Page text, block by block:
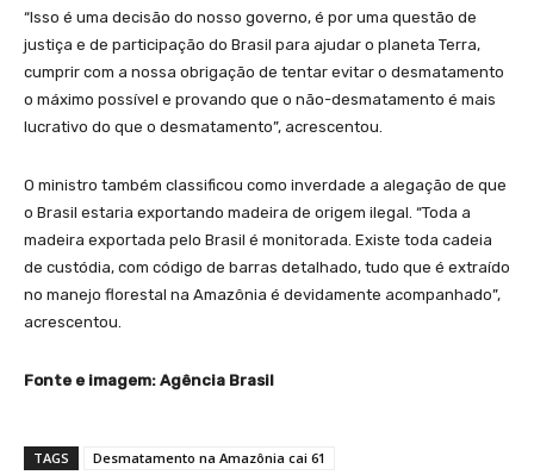
“Isso é uma decisão do nosso governo, é por uma questão de
justiça e de participação do Brasil para ajudar o planeta Terra,
cumprir com a nossa obrigação de tentar evitar o desmatamento
o máximo possível e provando que o não-desmatamento é mais
lucrativo do que o desmatamento”, acrescentou.
O ministro também classificou como inverdade a alegação de que
o Brasil estaria exportando madeira de origem ilegal. “Toda a
madeira exportada pelo Brasil é monitorada. Existe toda cadeia
de custódia, com código de barras detalhado, tudo que é extraído
no manejo florestal na Amazônia é devidamente acompanhado”,
acrescentou.
Fonte e imagem: Agência Brasil
TAGS Desmatamento na Amazônia cai 61